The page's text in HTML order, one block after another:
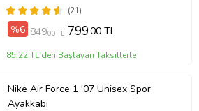
(21)
%6 849,00 TL 799,00 TL
85,22 TL'den Başlayan Taksitlerle
Nike Air Force 1 '07 Unisex Spor
Ayakkabı